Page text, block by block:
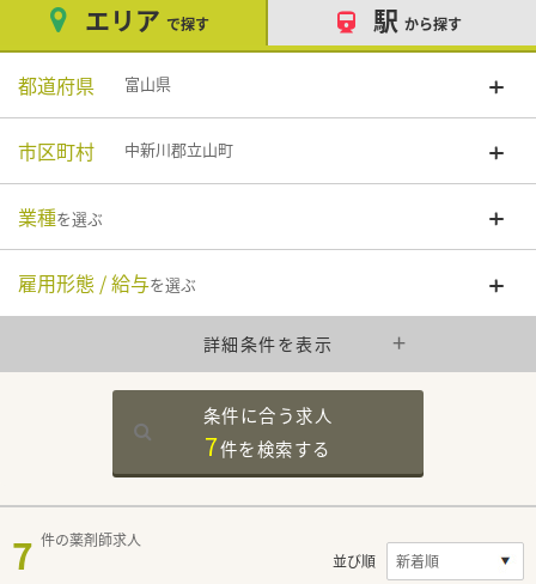
エリア で探す 駅 から探す
都道府県 富山県
市区町村 中新川郡立山町
業種を選ぶ
雇用形態 / 給与を選ぶ
詳細条件を表示
条件に合う求人
7件を検索する
7 件の薬剤師求人
並び順